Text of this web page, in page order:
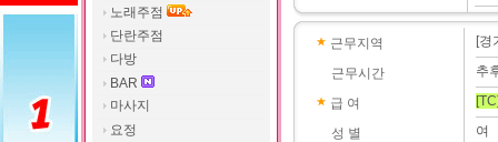
노래주점
단란주점
다방
BAR
마사지
요정
근무지역
근무시간
급 여
성 별
[경
추
여